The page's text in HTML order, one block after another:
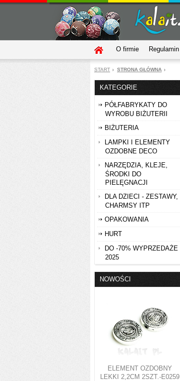
O firmie Regulamin
START STRONA GŁÓWNA
KATEGORIE
PÓŁFABRYKATY DO
WYROBU BIŻUTERII
BIŻUTERIA
LAMPKI I ELEMENTY
OZDOBNE DECO
NARZĘDZIA, KLEJE,
ŚRODKI DO
PIELĘGNACJI
DLA DZIECI - ZESTAWY,
CHARMSY ITP
OPAKOWANIA
HURT
DO -70% WYPRZEDAŻE
2025
NOWOŚCI
ELEMENT OZDOBNY
LEKKI 2,2CM 2SZT.-E0259